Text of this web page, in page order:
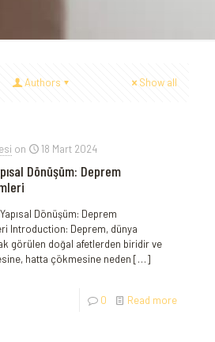
Authors Show all
on 18 Mart 2024
Dönüşüm: Deprem
Dönüşüm: Deprem
Introduction: Deprem, dünya
görülen doğal afetlerden biridir ‌ve
hatta çökmesine neden […]
0 Read more